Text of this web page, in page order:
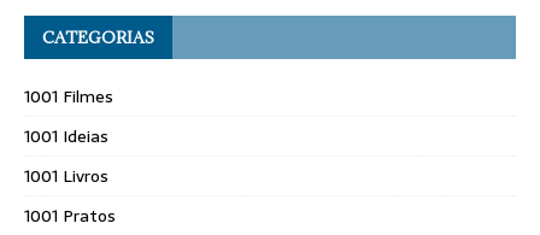
CATEGORIAS
1001 Filmes
1001 Ideias
1001 Livros
1001 Pratos